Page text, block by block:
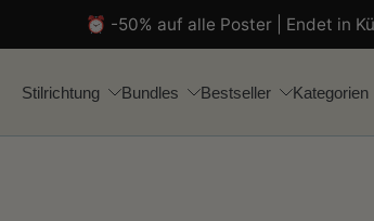
⏰ -50% auf alle Poster | Endet in
Stilrichtung Bundles Bestseller Kategorien